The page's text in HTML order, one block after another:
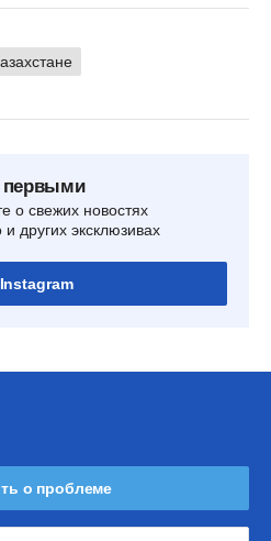
первыми
о свежих новостях
других эксклюзивах
Instagram
о проблеме